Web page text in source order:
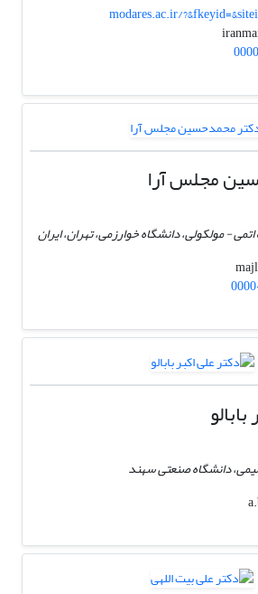
modares.ac.ir/
مجلس آرا
- مولکولی، دانشگاه خوارزمی، تهران، ایران
دانشگاه صنعتی سهند